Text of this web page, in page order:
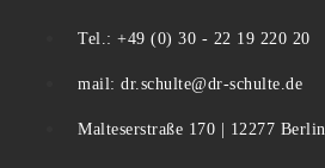
Tel.: +49 (0) 30 - 22 19 220 20
mail: dr.schulte@dr-schulte.de
Malteserstraße 170 | 12277 Berlin